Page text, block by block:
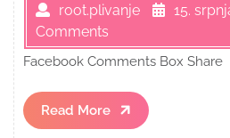
root.plivanje 15.
Comments
Facebook Comments Box Share
Read More
Read
More